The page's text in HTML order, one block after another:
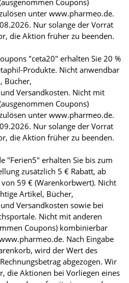
Coupons)
unter www.pharmeo.de.
Nur solange der Vorrat
die Aktion früher zu beenden.
"ceta20" erhalten Sie 20 %
Produkte. Nicht anwendbar
Bücher,
Versandkosten. Nicht mit
Coupons)
unter www.pharmeo.de.
Nur solange der Vorrat
die Aktion früher zu beenden.
"Ferien5" erhalten Sie bis zum
zusätzlich 5 € Rabatt, ab
59 € (Warenkorbwert). Nicht
Artikel, Bücher,
Versandkosten sowie bei
Nicht mit anderen
Coupons) kombinierbar
Nach Eingabe
wird der Wert des
abgezogen. Wir
die Aktionen bei Vorliegen eines